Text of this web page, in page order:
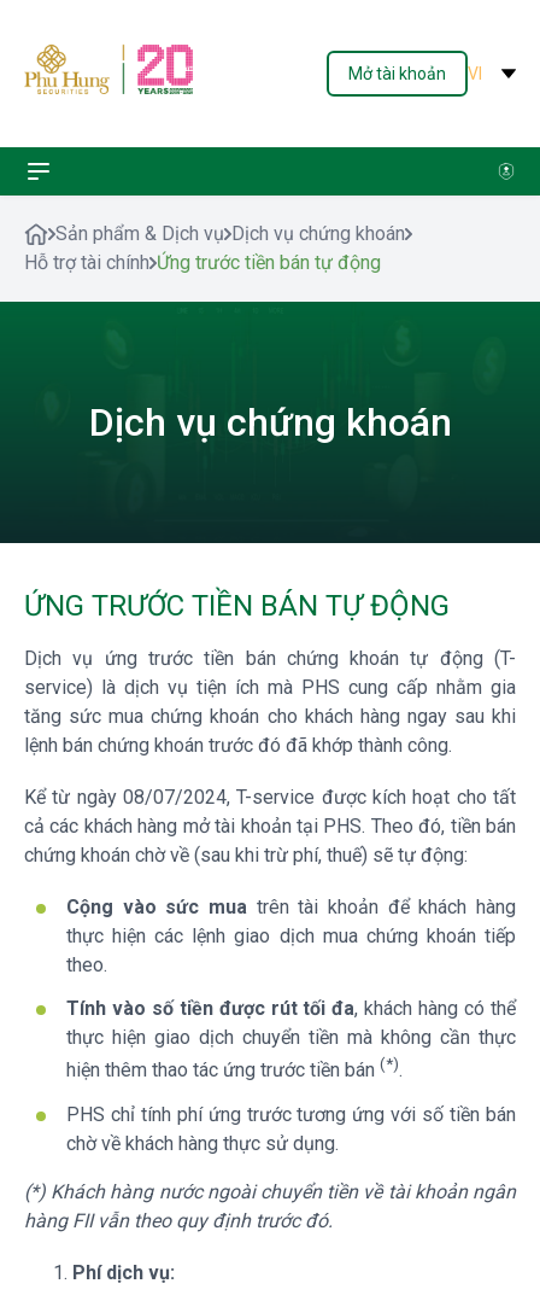
Mở tài khoản VI
Sản phẩm & Dịch vụ Dịch vụ chứng khoán
Hỗ trợ tài chính Ứng trước tiền bán tự động
Dịch vụ chứng khoán
ỨNG TRƯỚC TIỀN BÁN TỰ ĐỘNG
Dịch vụ ứng trước tiền bán chứng khoán tự động (T-
service) là dịch vụ tiện ích mà PHS cung cấp nhằm gia
tăng sức mua chứng khoán cho khách hàng ngay sau khi
lệnh bán chứng khoán trước đó đã khớp thành công.
Kể từ ngày 08/07/2024, T-service được kích hoạt cho tất
cả các khách hàng mở tài khoản tại PHS. Theo đó, tiền bán
chứng khoán chờ về (sau khi trừ phí, thuế) sẽ tự động:
Cộng vào sức mua trên tài khoản để khách hàng
thực hiện các lệnh giao dịch mua chứng khoán tiếp
theo.
Tính vào số tiền được rút tối đa, khách hàng có thể
thực hiện giao dịch chuyển tiền mà không cần thực
hiện thêm thao tác ứng trước tiền bán (*).
PHS chỉ tính phí ứng trước tương ứng với số tiền bán
chờ về khách hàng thực sử dụng.
(*) Khách hàng nước ngoài chuyển tiền về tài khoản ngân
hàng FII vẫn theo quy định trước đó.
Phí dịch vụ: